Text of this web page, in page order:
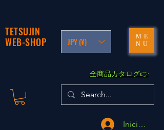
TETSUJIN
WEB-SHOP
JPY (¥)
ME
NU
​全商品カタログ👉
Iniciar